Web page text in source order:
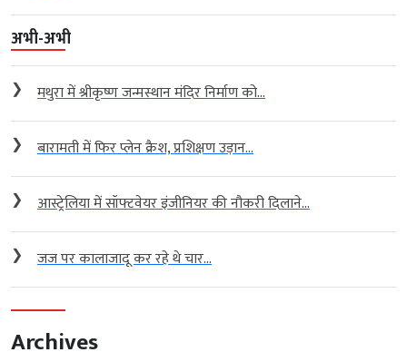
अभी-अभी
❯ मथुरा में श्रीकृष्ण जन्मस्थान मंदिर निर्माण को...
❯ बारामती में फिर प्लेन क्रैश, प्रशिक्षण उड़ान...
❯ आस्ट्रेलिया में सॉफ्टवेयर इंजीनियर की नौकरी दिलाने...
❯ जज पर कालाजादू कर रहे थे चार...
Archives